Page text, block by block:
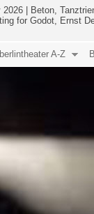
2026 Beton,
for Godot, Ernst
berlintheater A-Z